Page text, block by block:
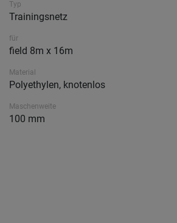
Typ
Trainingsnetz
für
field 8m x 16m
Material
Polyethylen, knotenlos
Maschenweite
100 mm